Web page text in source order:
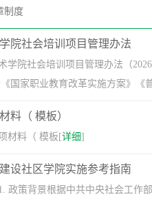
制度
院社会培训项目管理办法
学院社会培训项目管理办法（
国家职业教育改革实施方案》
料（ 模板）
材料（ 模板[详细]
设社区学院实施参考指南
政策背景根据中共中央社会工作